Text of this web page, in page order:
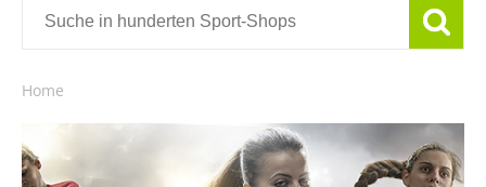
Home